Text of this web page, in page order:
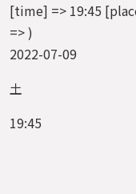
[time] => 19:45
=> )
2022-07-09
土
19:45